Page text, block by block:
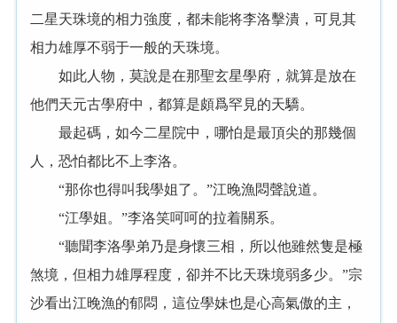
二星天珠境的相力強度，都未能将李洛擊潰，可見其
相力雄厚不弱于一般的天珠境。
如此人物，莫說是在那聖玄星學府，就算是放在
他們天元古學府中，都算是頗爲罕見的天驕。
最起碼，如今二星院中，哪怕是最頂尖的那幾個
人，恐怕都比不上李洛。
“那你也得叫我學姐了。”江晚漁悶聲說道。
“江學姐。”李洛笑呵呵的拉着關系。
“聽聞李洛學弟乃是身懷三相，所以他雖然隻是極
煞境，但相力雄厚程度，卻并不比天珠境弱多少。”宗
沙看出江晚漁的郁悶，這位學妹也是心高氣傲的主，